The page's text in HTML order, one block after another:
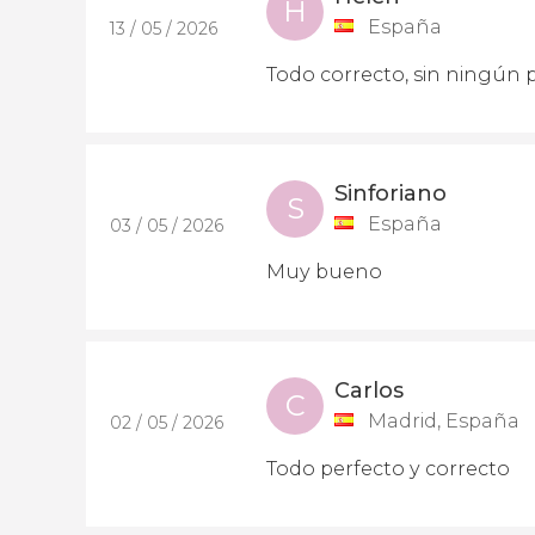
13 / 05 / 2026 H España
Todo correcto, sin ningún
03 / 05 / 2026 S Sinforiano
España
Muy bueno
02 / 05 / 2026 C Carlos
Madrid, España
Todo perfecto y correcto